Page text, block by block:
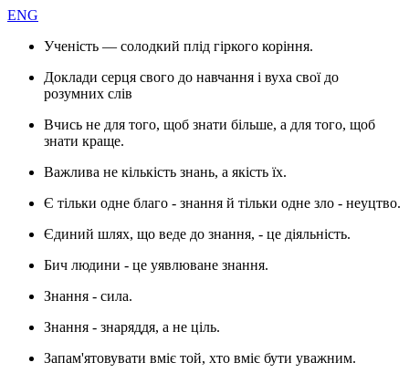
ENG
Ученість — солодкий плід гіркого коріння.
Доклади серця свого до навчання і вуха свої до
розумних слів
Вчись не для того, щоб знати більше, а для того, щоб
знати краще.
Важлива не кількість знань, а якість їх.
Є тільки одне благо - знання й тільки одне зло - неуцтво.
Єдиний шлях, що веде до знання, - це діяльність.
Бич людини - це уявлюване знання.
Знання - сила.
Знання - знаряддя, а не ціль.
Запам'ятовувати вміє той, хто вміє бути уважним.